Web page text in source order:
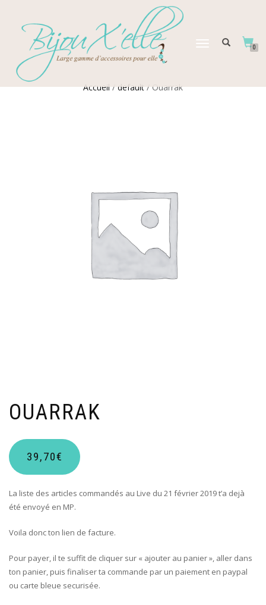
DÉPLIER
0
Accueil/default/ Ouarrak
OUARRAK
39,70€
La liste des articles commandés au Live du 21 février 2019 t’a dejà
été envoyé en MP.
Voila donc ton lien de facture.
Pour payer, il te suffit de cliquer sur « ajouter au panier », aller dans
ton panier, puis finaliser ta commande par un paiement en paypal
ou carte bleue securisée.